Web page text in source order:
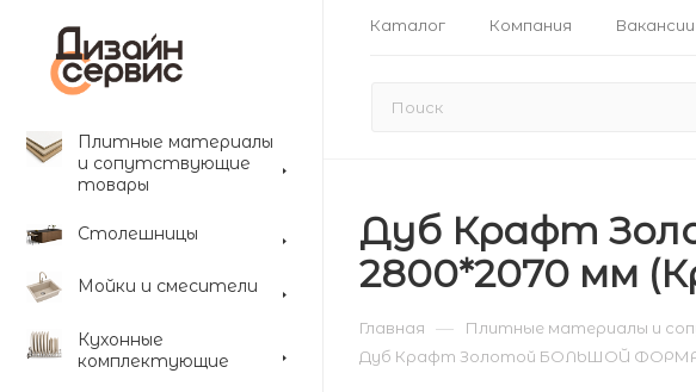
Каталог Компания Вакансии
Плитные материалы
и сопутствующие
товары
Столешницы
Мойки и смесители
Кухонные
комплектующие
Дуб Крафт
2800*2070 мм
Главная — Плитные материалы и
Дуб Крафт Золотой БОЛЬШОЙ ФОРМАТ